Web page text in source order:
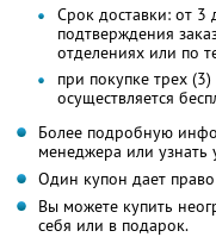
Срок доставки: от
подтверждения
отделениях или по
при покупке трех
осуществляется
Более подробную
менеджера или
Один купон дает
Вы можете купить
себя или в подарок.